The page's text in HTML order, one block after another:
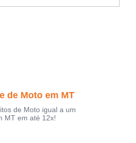
de Moto em MT
de Moto igual a um
MT em até 12x!